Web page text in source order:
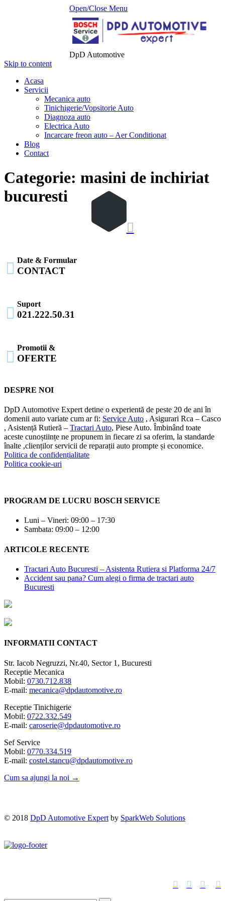
Open/Close Menu
DpD Automotive
Skip to content
Acasa
Servicii
Mecanica auto
Tinichigerie/Vopsitorie Auto
Diagnoza auto
Electrica Auto
Incarcare freon auto – Aer Conditionat
Blog
Contact
Categorie: masini de inchiriat
bucuresti

 Date & Formular
CONTACT

Suport
021.222.50.31

Promotii &
OFERTE
DESPRE NOI
DpD Automotive Expert detine o experientă de peste 20 de ani în
domenii auto variate cum ar fi: Service Auto , Asigurari Rca – Casco
, Asistență Rutieră – Tractari Auto, Piese Auto. Îmbinând toate
aceste cunoștiințe ne propunem in fiecare zi sa oferim, la standarde
înalte ,clienților servicii de reparații auto prompte și economice.
Politica de confidențialitate
Politica cookie-uri
PROGRAM DE LUCRU BOSCH SERVICE
Luni – Vineri: 09:00 – 17:30
Sambata: 09:00 – 12:00
ARTICOLE RECENTE
Tractari Auto Bucuresti – Asistenta Rutiera si Platforma 24/7
Accident sau pana? Cum alegi o firma de tractari auto
Bucuresti
INFORMATII CONTACT
Str. Iacob Negruzzi, Nr.40, Sector 1, Bucuresti
Receptie Mecanica
Mobil: 0730.712.838
E-mail: mecanica@dpdautomotive.ro
Receptie Tinichigerie
Mobil: 0722.332.549
E-mail: caroserie@dpdautomotive.ro
Sef Service
Mobil: 0770.334.519
E-mail: costel.stancu@dpdautomotive.ro
Cum sa ajungi la noi →
© 2018 DpD Automotive Expert by SparkWeb Solutions
   